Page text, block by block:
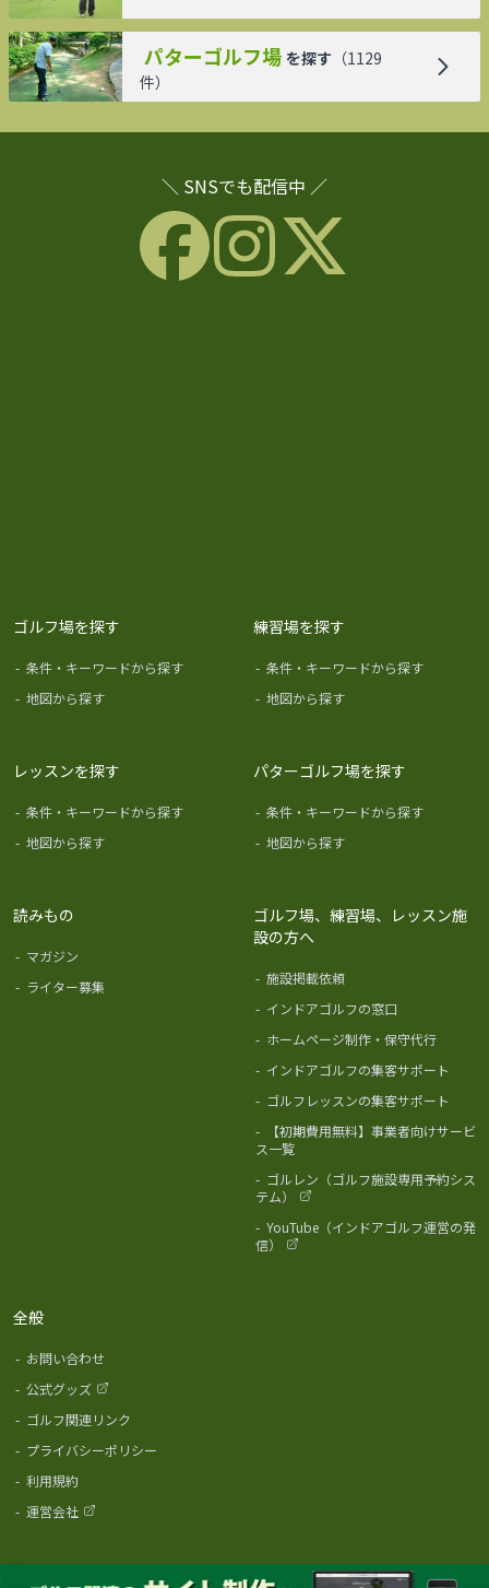
パターゴルフ場 を探す （1129
件）
＼ SNSでも配信中 ／
ゴルフ場を探す
- 条件・キーワードから探す
- 地図から探す
練習場を探す
- 条件・キーワードから探す
- 地図から探す
レッスンを探す
- 条件・キーワードから探す
- 地図から探す
パターゴルフ場を探す
- 条件・キーワードから探す
- 地図から探す
読みもの
- マガジン
- ライター募集
ゴルフ場、練習場、レッスン施
設の方へ
- 施設掲載依頼
- インドアゴルフの窓口
- ホームページ制作・保守代行
- インドアゴルフの集客サポート
- ゴルフレッスンの集客サポート
-
【初期費用無料】事業者向けサービ
ス一覧
- ゴルレン（ゴルフ施設専用予約シス
テム）
- YouTube（インドアゴルフ運営の発
信）
全般
- お問い合わせ
- 公式グッズ
- ゴルフ関連リンク
- プライバシーポリシー
- 利用規約
- 運営会社